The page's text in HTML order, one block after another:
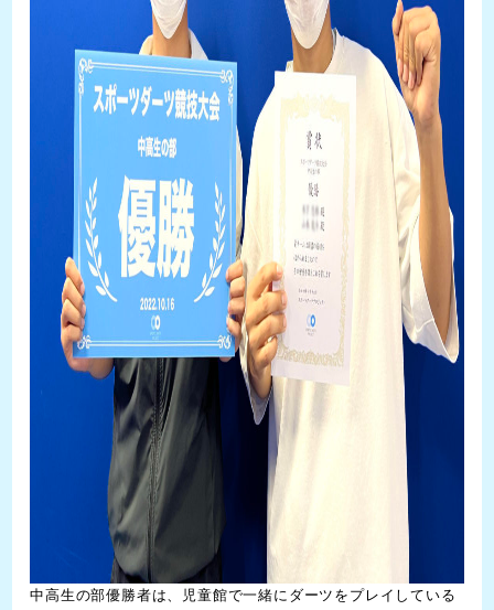
中高生の部優勝者は、児童館で一緒にダーツをプレイしている